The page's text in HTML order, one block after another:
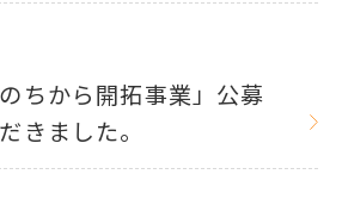
ちから開拓事業」公募
きました。